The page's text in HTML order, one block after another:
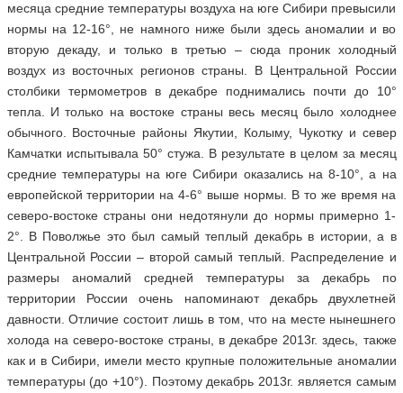
месяца средние температуры воздуха на юге Сибири превысили
нормы на 12-16°, не намного ниже были здесь аномалии и во
вторую декаду, и только в третью – сюда проник холодный
воздух из восточных регионов страны. В Центральной России
столбики термометров в декабре поднимались почти до 10°
тепла. И только на востоке страны весь месяц было холоднее
обычного. Восточные районы Якутии, Колыму, Чукотку и север
Камчатки испытывала 50° стужа. В результате в целом за месяц
средние температуры на юге Сибири оказались на 8-10°, а на
европейской территории на 4-6° выше нормы. В то же время на
северо-востоке страны они недотянули до нормы примерно 1-
2°. В Поволжье это был самый теплый декабрь в истории, а в
Центральной России – второй самый теплый. Распределение и
размеры аномалий средней температуры за декабрь по
территории России очень напоминают декабрь двухлетней
давности. Отличие состоит лишь в том, что на месте нынешнего
холода на северо-востоке страны, в декабре 2013г. здесь, также
как и в Сибири, имели место крупные положительные аномалии
температуры (до +10°). Поэтому декабрь 2013г. является самым